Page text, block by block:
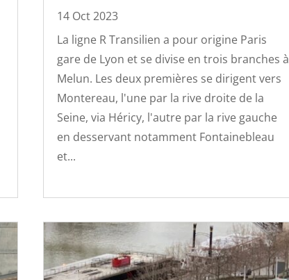
14 Oct 2023
La ligne R Transilien a pour origine Paris
gare de Lyon et se divise en trois branches à
Melun. Les deux premières se dirigent vers
Montereau, l'une par la rive droite de la
Seine, via Héricy, l'autre par la rive gauche
en desservant notamment Fontainebleau
et...